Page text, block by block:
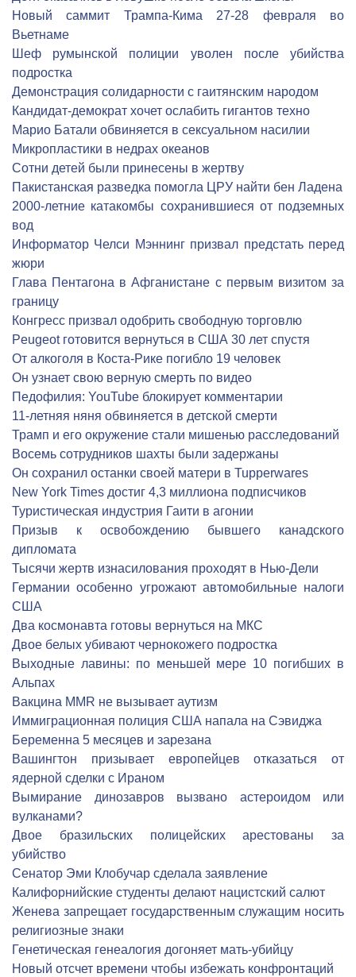
Новый саммит Трампа-Кима 27-28 февраля во
Вьетнаме
Шеф румынской полиции уволен после убийства
подростка
Демонстрация солидарности с гаитянским народом
Кандидат-демократ хочет ослабить гигантов техно
Марио Батали обвиняется в сексуальном насилии
Микропластики в недрах океанов
Сотни детей были принесены в жертву
Пакистанская разведка помогла ЦРУ найти бен Ладена
2000-летние катакомбы сохранившиеся от подземных
вод
Информатор Челси Мэннинг призвал предстать перед
жюри
Глава Пентагона в Афганистане с первым визитом за
границу
Конгресс призвал одобрить свободную торговлю
Peugeot готовится вернуться в США 30 лет спустя
От алкоголя в Коста-Рике погибло 19 человек
Он узнает свою верную смерть по видео
Педофилия: YouTube блокирует комментарии
11-летняя няня обвиняется в детской смерти
Трамп и его окружение стали мишенью расследований
Восемь сотрудников шахты были задержаны
Он сохранил останки своей матери в Tupperwares
New York Times достиг 4,3 миллиона подписчиков
Туристическая индустрия Гаити в агонии
Призыв к освобождению бывшего канадского
дипломата
Тысячи жертв изнасилования проходят в Нью-Дели
Германии особенно угрожают автомобильные налоги
США
Два космонавта готовы вернуться на МКС
Двое белых убивают чернокожего подростка
Выходные лавины: по меньшей мере 10 погибших в
Альпах
Вакцина MMR не вызывает аутизм
Иммиграционная полиция США напала на Сэвиджа
Беременна 5 месяцев и зарезана
Вашингтон призывает европейцев отказаться от
ядерной сделки с Ираном
Вымирание динозавров вызвано астероидом или
вулканами?
Двое бразильских полицейских арестованы за
убийство
Сенатор Эми Клобучар сделала заявление
Калифорнийские студенты делают нацистский салют
Женева запрещает государственным служащим носить
религиозные знаки
Генетическая генеалогия догоняет мать-убийцу
Новый отсчет времени чтобы избежать конфронтаций